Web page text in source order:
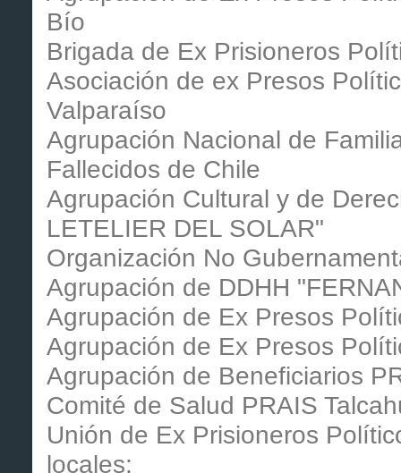
Bío
Brigada de Ex Prisioneros
Asociación de ex Presos
Valparaíso
Agrupación Nacional de
Fallecidos de Chile
Agrupación Cultural y de
LETELIER DEL SOLAR"
Organización No
Agrupación de DDHH
Agrupación de Ex Presos
Agrupación de Ex Presos
Agrupación de Beneficiarios
Comité de Salud PRAIS
Unión de Ex Prisioneros
locales: